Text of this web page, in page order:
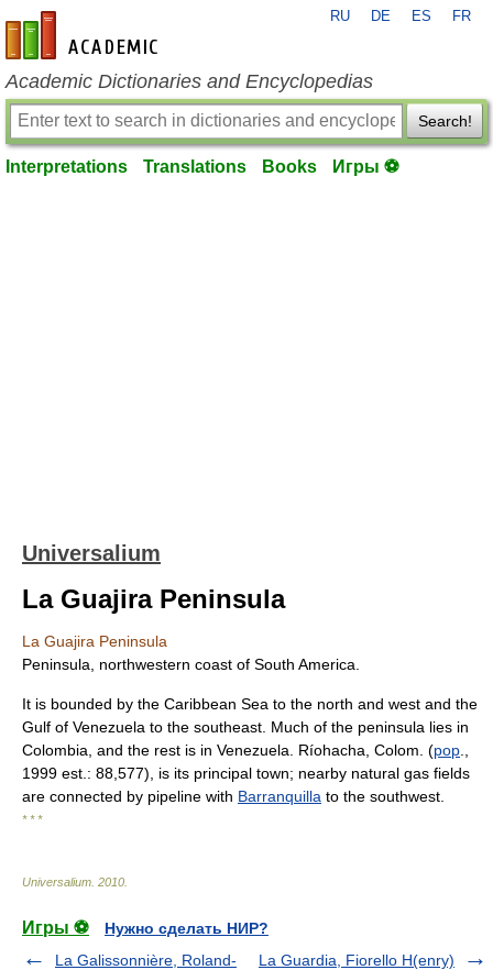
en-academic.com
RU DE ES FR
Academic Dictionaries and Encyclopedias
Search!
Interpretations Translations Books Игры ⚽
Universalium
La Guajira Peninsula
La Guajira Peninsula
Peninsula, northwestern coast of South America.
It is bounded by the Caribbean Sea to the north and west and the
Gulf of Venezuela to the southeast. Much of the peninsula lies in
Colombia, and the rest is in Venezuela. Ríohacha, Colom. (pop
1999 est.: 88,577), is its principal town; nearby natural gas fields
are connected by pipeline with Barranquilla to the southwest.
* * *
Universalium 2010
Игры ⚽
Нужно сделать НИР?
La Galissonnière, Roland-
La Guardia, Fiorello H(enry)